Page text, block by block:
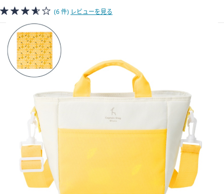
す
合、
下
の
矢
印
(6 件) レビューを見る